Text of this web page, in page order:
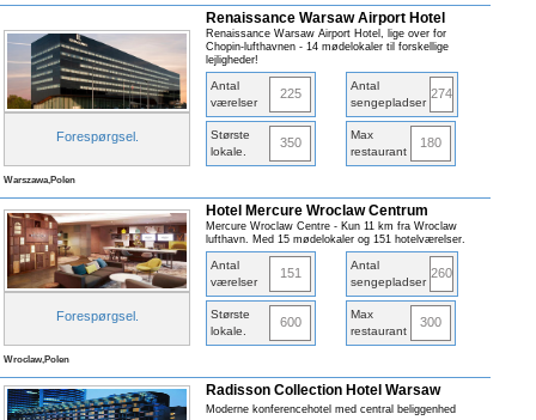
Forespørgsel.
Renaissance Warsaw Airport Hotel
Renaissance Warsaw Airport Hotel, lige over for
Chopin-lufthavnen - 14 mødelokaler til forskellige
lejligheder!
Antal
værelser
225
Antal
sengepladser
274
Største
lokale
350
Max
restaurant
180
Warszawa,Polen
Forespørgsel.
Hotel Mercure Wroclaw Centrum
Mercure Wroclaw Centre - Kun 11 km fra Wroclaw
lufthavn. Med 15 mødelokaler og 151 hotelværelser.
Antal
værelser
151
Antal
sengepladser
260
Største
lokale
600
Max
restaurant
300
Wroclaw,Polen
Radisson Collection Hotel Warsaw
Moderne konferencehotel med central beliggenhed